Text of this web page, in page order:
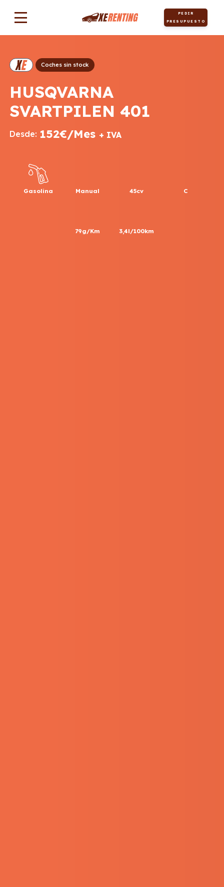
PEDIR
PRESUPUESTO
Coches sin stock
HUSQVARNA
SVARTPILEN 401
Desde: 152€/Mes + IVA
Gasolina Manual 45cv C
79g/Km 3,4l/100km